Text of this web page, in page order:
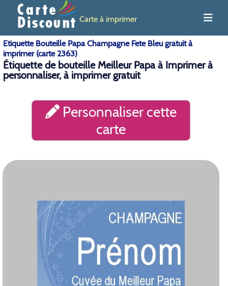
Carte à imprimer
Etiquette Bouteille Papa Champagne Fete Bleu gratuit à
imprimer (carte 2363)
Étiquette de bouteille Meilleur Papa à Imprimer à
personnaliser, à imprimer gratuit
Personnaliser cette
carte